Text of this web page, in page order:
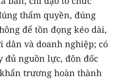
MỖI XÃ
thẩm quyền, đúng
để tồn đọng kéo dài,
dân và doanh nghiệp; có
nguồn lực, đôn đốc
trương hoàn thành